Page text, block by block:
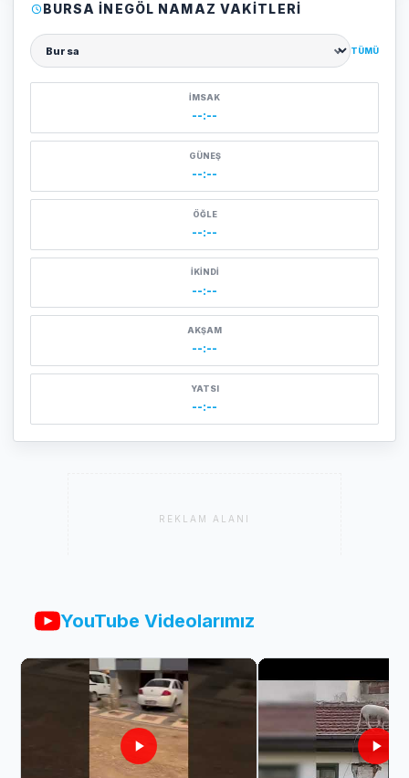
BURSA İNEGÖL NAMAZ VAKITLERI
Şehir seçin
TÜMÜ
İMSAK
--:--
GÜNEŞ
--:--
ÖĞLE
--:--
İKINDI
--:--
AKŞAM
--:--
YATSI
--:--
REKLAM ALANI
YouTube Videolarımız